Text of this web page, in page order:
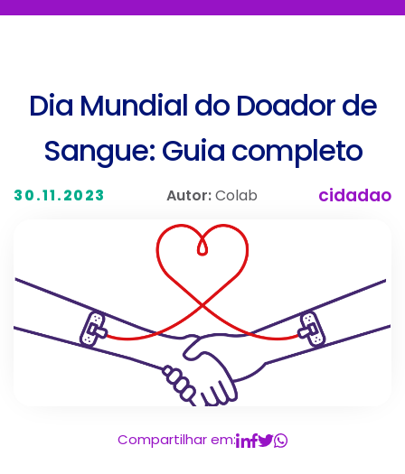
Dia Mundial do Doador de
Sangue: Guia completo
30.11.2023 Autor:Colab cidadao
Compartilhar em: